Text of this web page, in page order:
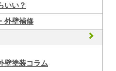
いい？
外壁補修
壁塗装コラム